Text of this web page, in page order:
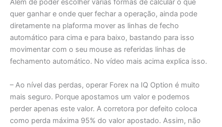
Além de poder escolher várias formas de calcular o que
quer ganhar e onde quer fechar a operação, ainda pode
diretamente na plaforma mover as linhas de fecho
automático para cima e para baixo, bastando para isso
movimentar com o seu mouse as referidas linhas de
fechamento automático. No vídeo mais acima explica isso.
– Ao nível das perdas, operar Forex na IQ Option é muito
mais seguro. Porque apostamos um valor e podemos
perder apenas este valor. A corretora por defeito coloca
como perda máxima 95% do valor apostado. Assim, não